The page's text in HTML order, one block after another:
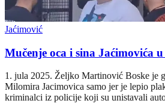
Jaćimović
Mučenje oca i sina Jaćimovića
1. jula 2025. Željko Martinović Boske je
Milomira Jacimovica samo jer je lepio
kriminalci iz policije koji su unistavali